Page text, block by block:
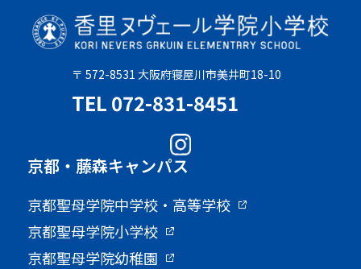
〒 572-8531 大阪府寝屋川市美井町18-10
TEL 072-831-8451
京都・藤森キャンパス
京都聖母学院中学校・高等学校
京都聖母学院小学校
京都聖母学院幼稚園